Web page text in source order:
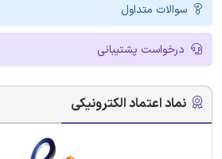
سوالات متداول
درخواست پشتیبانی
نماد اعتماد الکترونیکی